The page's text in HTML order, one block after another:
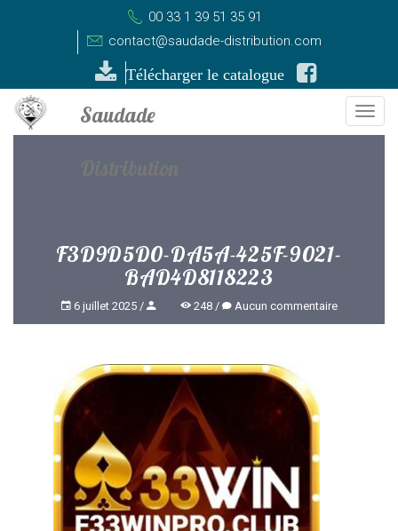
00 33 1 39 51 35 91
contact@saudade-distribution.com
Télécharger le catalogue
F3D9D5D0-DA5A-425F-9021-
BAD4D8118223
6 juillet 2025 248 Aucun commentaire